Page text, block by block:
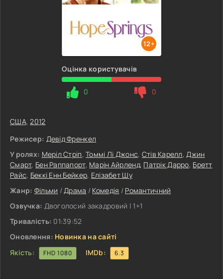
12+
Оцінка користувачів
0 0
США,2012
Режисер: Девід Френкел
У ролях: Меріл Стріп,Томмі Лі Джонс, Стів Карелл,Джин
Смарт, Бен Раппапорт, Марін Айрленд, Патрік Дарро, Бретт
Райс, Беккі Енн Бейкер, Елізабет Шу
Жанр: Фільми /Драма / Комедія / Романтичний
Озвучка: Двоголосий закадровий | 1+1
Тривалість: 01:39:52
Оновлення: Новинка на сайті
Якість:
FHD 1080 IMDb: 6.3